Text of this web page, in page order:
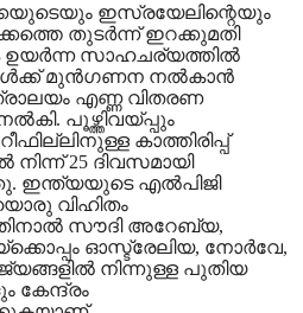
ഇസ്രയേലിന്റെയും
തുടര്‍ന്ന് ഇറക്കുമതി
ഉയർന്ന സാഹചര്യത്തില്‍
മുന്‍ഗണന നല്‍കാന്‍
എണ്ണ വിതരണ
പൂഴ്ത്തിവയ്പ്പും
കാത്തിരിപ്പ്
25 ദിവസമായി
ഇന്ത്യയുടെ എല്‍പിജി
വിഹിതം
സൗദി അറേബ്യ,
ഓസ്ട്രേലിയ, നോര്‍വേ,
നിന്നുള്ള പുതിയ
കേന്ദ്രം